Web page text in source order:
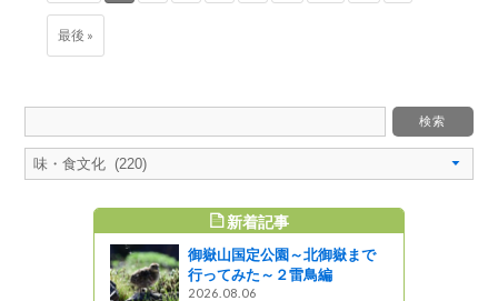
最後 »
新着記事
御嶽山国定公園～北御嶽まで
行ってみた～２雷鳥編
2026.08.06